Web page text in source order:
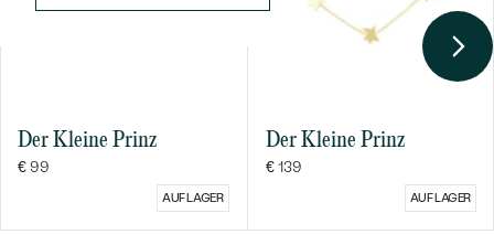
Bestseller
Der Kleine Prinz
€ 99
AUF LAGER
Der Kleine Prinz
€ 139
AUF LAGER